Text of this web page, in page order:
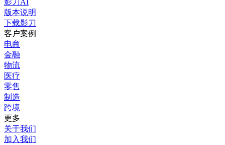
影刀AI
版本说明
下载影刀
客户案例
电商
金融
物流
医疗
零售
制造
跨境
更多
关于我们
加入我们